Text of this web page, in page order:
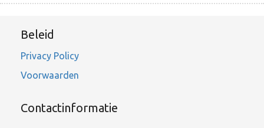
Beleid
Privacy Policy
Voorwaarden
Contactinformatie